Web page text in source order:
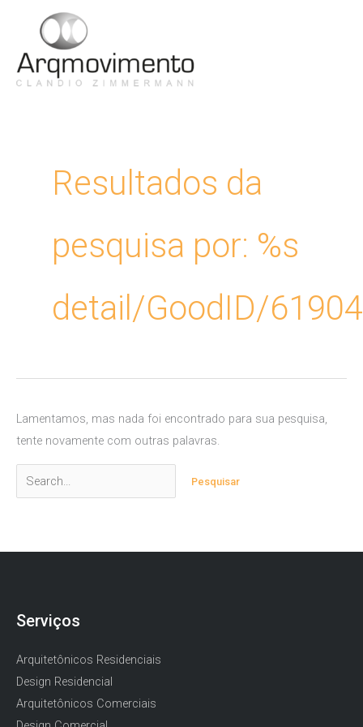
conteúdo
Resultados da
pesquisa por: %s
detail/GoodID/
Lamentamos, mas nada foi encontrado para sua pesquisa,
tente novamente com outras palavras.
Pesquisar
por:
Serviços
Arquitetônicos Residenciais
Design Residencial
Arquitetônicos Comerciais